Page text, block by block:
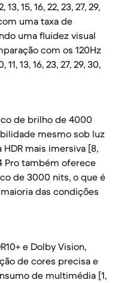
13, 15, 16, 22, 23, 27, 29,
uma taxa de
uma fluidez visual
com os 120Hz
13, 16, 23, 27, 29, 30,
de brilho de 4000
mesmo sob luz
mais imersiva [8,
Pro também oferece
de 3000 nits, o que é
das condições
e Dolby Vision,
de cores precisa e
de multimédia [1,